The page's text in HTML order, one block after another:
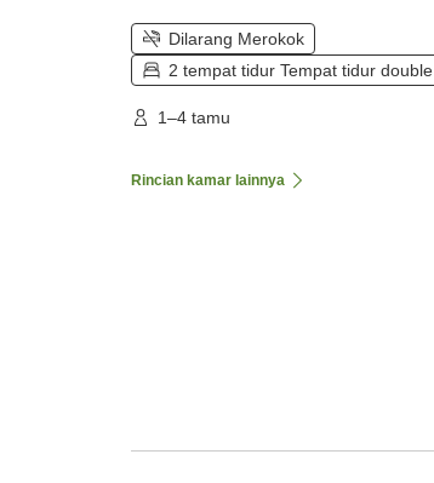
Dilarang Merokok
2 tempat tidur Tempat tidur double
1–4 tamu
Rincian kamar lainnya